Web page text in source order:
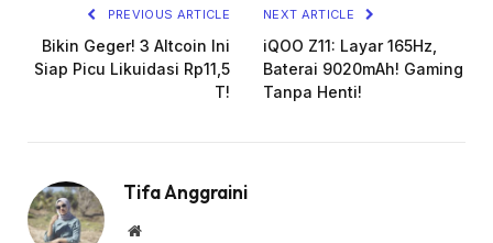
PREVIOUS ARTICLE
Bikin Geger! 3 Altcoin Ini
Siap Picu Likuidasi Rp11,5
T!
NEXT ARTICLE
iQOO Z11: Layar 165Hz,
Baterai 9020mAh! Gaming
Tanpa Henti!
Tifa Anggraini
Website